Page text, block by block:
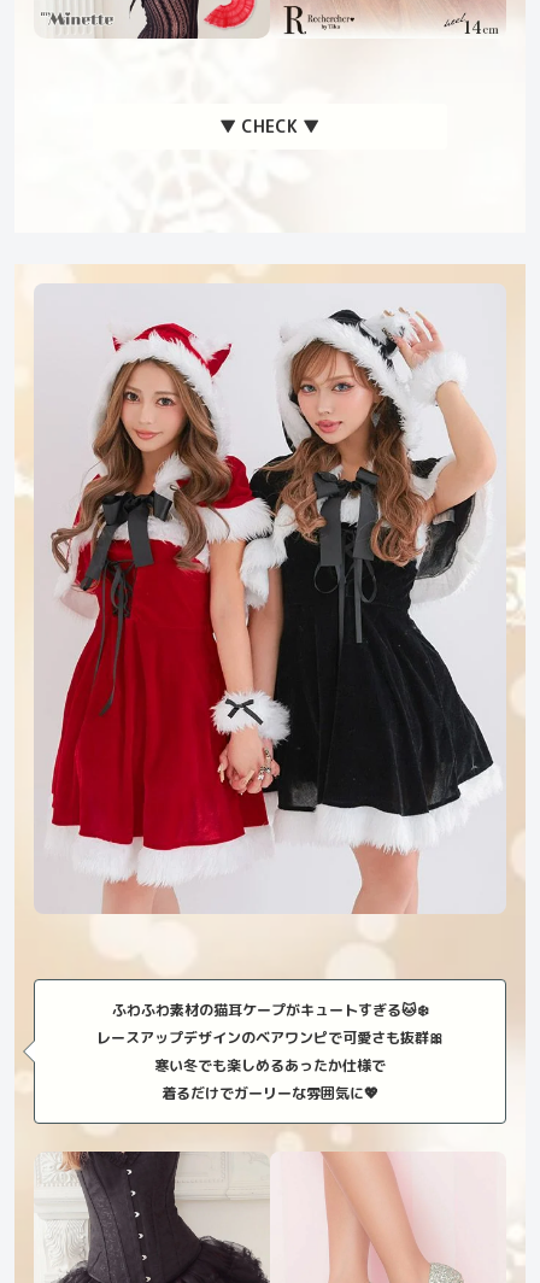
▼ CHECK ▼
ふわふわ素材の猫耳ケープがキュートすぎる🐱❄️
レースアップデザインのベアワンピで可愛さも抜群🎀
寒い冬でも楽しめるあったか仕様で
着るだけでガーリーな雰囲気に💖